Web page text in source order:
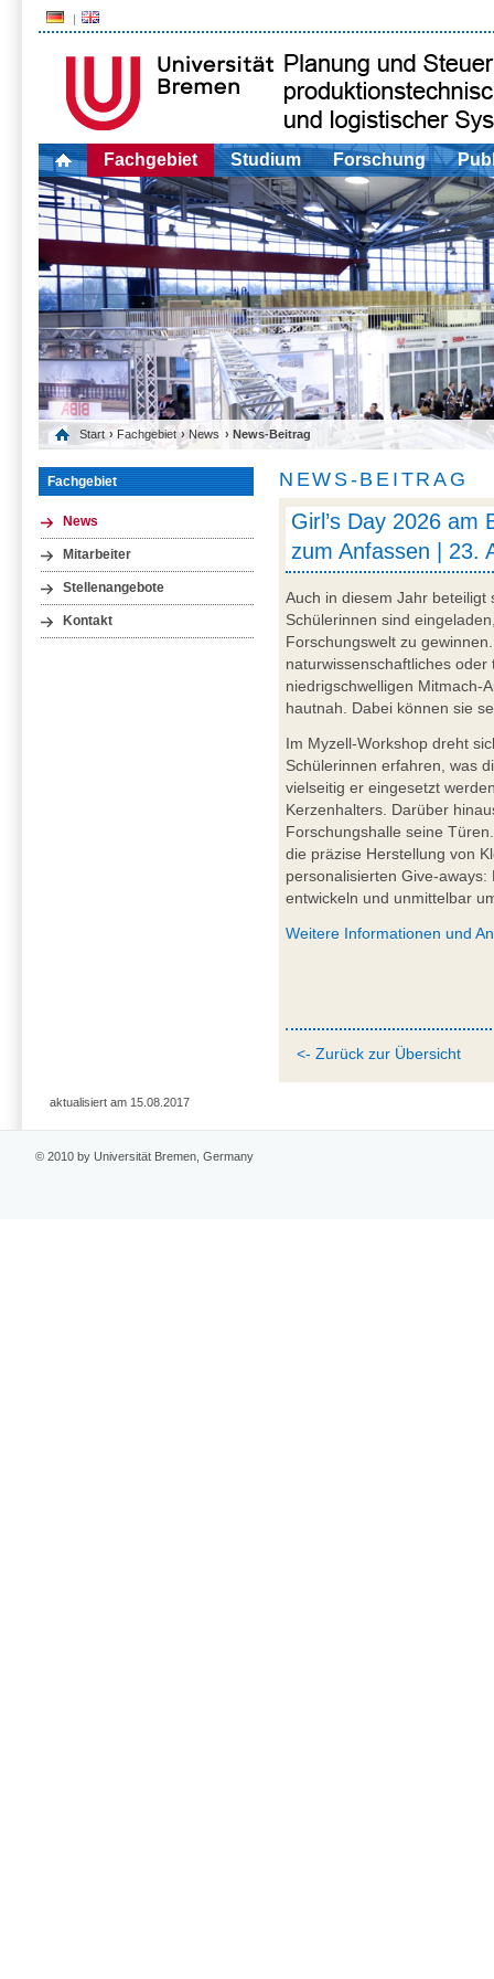
Fachgebiet Studium Forschung
Start › Fachgebiet › News › News-Beitrag
Fachgebiet
News
Mitarbeiter
Stellenangebote
Kontakt
NEWS-BEITRAG
Girl’s Day 2026 am
zum Anfassen | 23.
Auch in diesem Jahr beteiligt
Schülerinnen sind
Forschungswelt zu
naturwissenschaftliches
niedrigschwelligen Mitmach-
hautnah. Dabei können sie
Im Myzell-Workshop dreht
Schülerinnen erfahren, was
vielseitig er eingesetzt
Kerzenhalters. Darüber
Forschungshalle seine
die präzise Herstellung von
personalisierten Give-
entwickeln und unmittelbar
Weitere Informationen und
<- Zurück zur Übersicht
aktualisiert am 15.08.2017
© 2010 by Universität Bremen, Germany